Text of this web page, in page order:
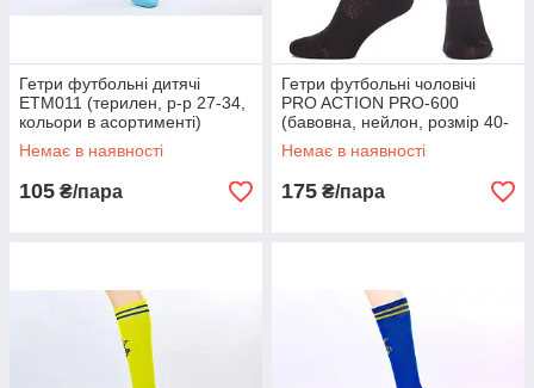
Гетри футбольні дитячі
ETM011 (терилен, р-р 27-34,
кольори в асортименті)
Немає в наявності
105 ₴/пара
Гетри футбольні чоловічі
PRO ACTION PRO-600
(бавовна, нейлон, розмір 40-
45, кольори в асортименті)
Немає в наявності
175 ₴/пара